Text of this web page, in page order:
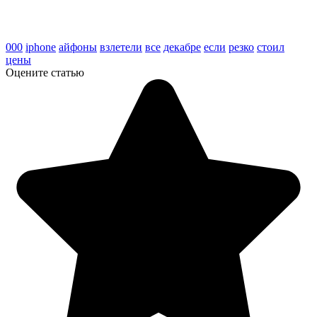
000 iphone айфоны взлетели все декабре если резко стоил
цены
Оцените статью